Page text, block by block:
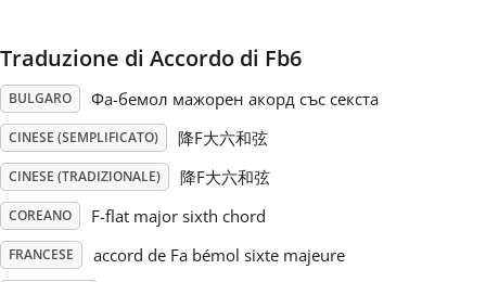
Polski
Português
Русский
Traduzione di Accordo di Fb6
BULGARO Фа-бемол мажорен акорд със секста
CINESE (SEMPLIFICATO) 降F大六和弦
CINESE (TRADIZIONALE) 降F大六和弦
COREANO F-flat major sixth chord
FRANCESE accord de Fa bémol sixte majeure